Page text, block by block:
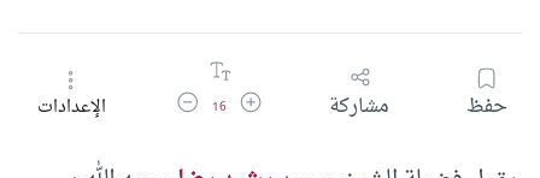
حفظ مشاركة زيادة حجم الخط
16 تقليل حجم الخطالإعدادات